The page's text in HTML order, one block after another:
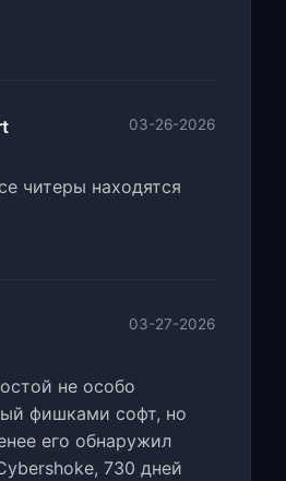
03-26-2026
читеры находятся
03-27-2026
не особо
фишками софт, но
его обнаружил
730 дней